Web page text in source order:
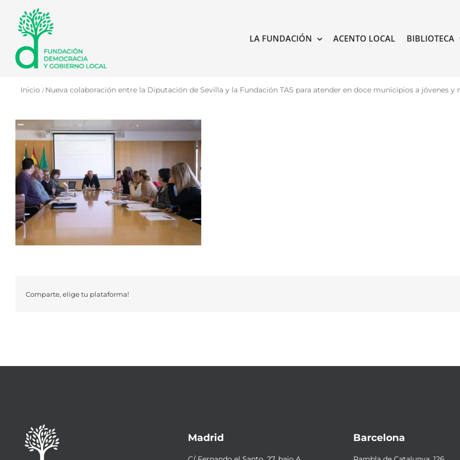
contenido
LA FUNDACIÓN ACENTO LOCAL BIBLIOTECA
Inicio Nueva colaboración entre la Diputación de Sevilla y la Fundación TAS para atender en doce municipios a jóvenes y
Comparte, elige tu plataforma!
Madrid Barcelona